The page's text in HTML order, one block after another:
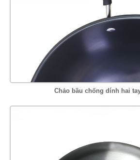
Chảo bầu chống dính hai